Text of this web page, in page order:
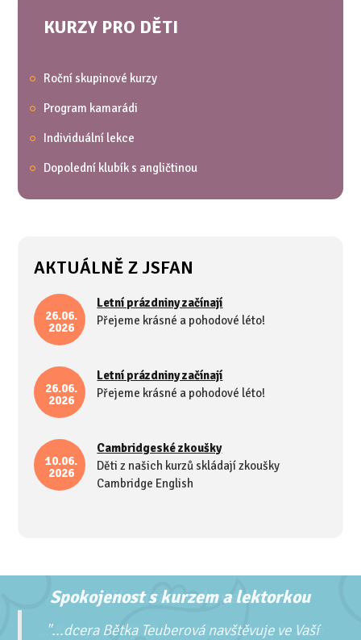
KURZY PRO DĚTI
Roční skupinové kurzy
Program kamarádi
Individuální lekce
Dopolední klubík s angličtinou
AKTUÁLNĚ Z JSFAN
26.06.
2026
Letní prázdniny začínají
Přejeme krásné a pohodové léto!
26.06.
2026
Letní prázdniny začínají
Přejeme krásné a pohodové léto!
10.06.
2026
Cambridgeské zkoušky
Děti z našich kurzů skládají zkoušky
Cambridge English
Spokojenost s kurzem a lektorkou
"...dcera Bětka Teuberová navštěvuje ve Vaší
Poděkování za skype lekce
...Kurz je skvělý už jen z toho důvodu, že naše